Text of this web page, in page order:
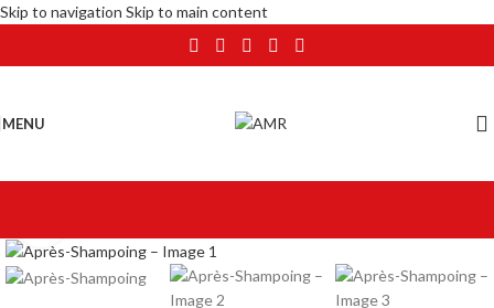
Skip to navigation Skip to main content
MENU